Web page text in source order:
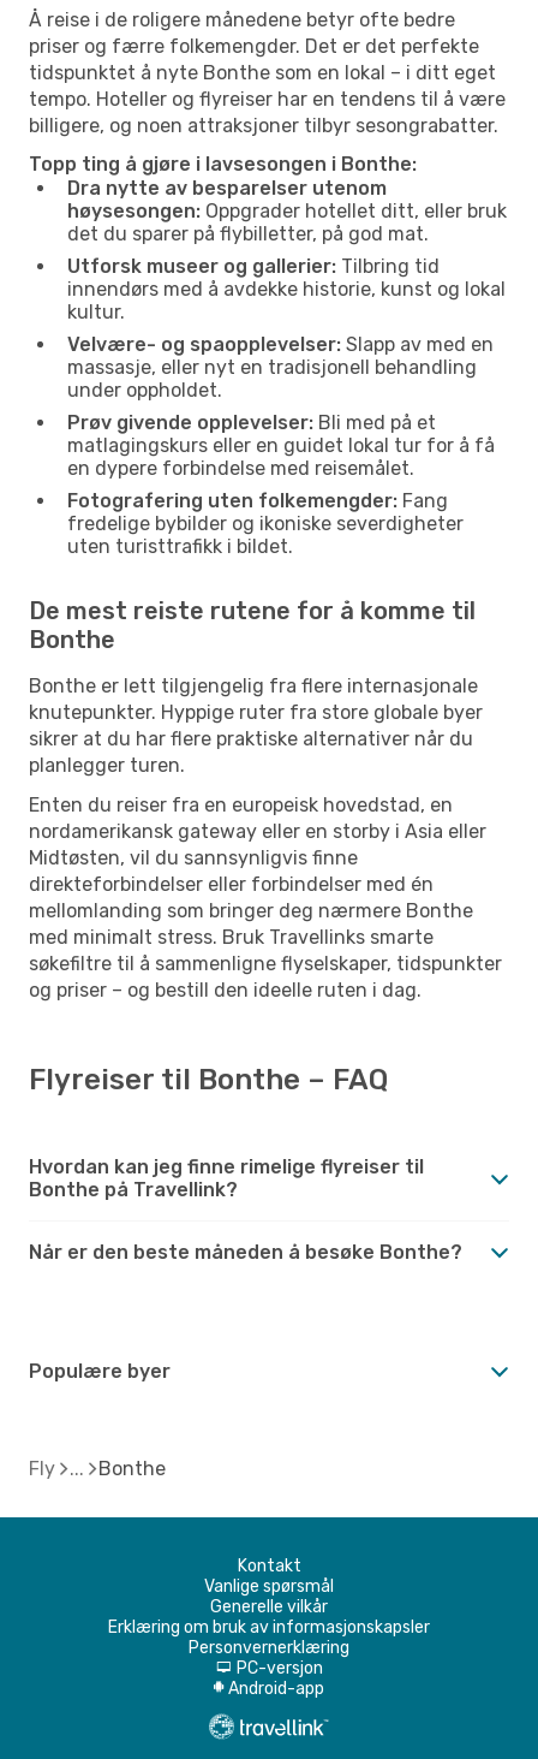
Å reise i de roligere månedene betyr ofte bedre
priser og færre folkemengder. Det er det perfekte
tidspunktet å nyte Bonthe som en lokal – i ditt eget
tempo. Hoteller og flyreiser har en tendens til å være
billigere, og noen attraksjoner tilbyr sesongrabatter.
Topp ting å gjøre i lavsesongen i Bonthe:
Dra nytte av besparelser utenom
høysesongen: Oppgrader hotellet ditt, eller bruk
det du sparer på flybilletter, på god mat.
Utforsk museer og gallerier: Tilbring tid
innendørs med å avdekke historie, kunst og lokal
kultur.
Velvære- og spaopplevelser: Slapp av med en
massasje, eller nyt en tradisjonell behandling
under oppholdet.
Prøv givende opplevelser: Bli med på et
matlagingskurs eller en guidet lokal tur for å få
en dypere forbindelse med reisemålet.
Fotografering uten folkemengder: Fang
fredelige bybilder og ikoniske severdigheter
uten turisttrafikk i bildet.
De mest reiste rutene for å komme til
Bonthe
Bonthe er lett tilgjengelig fra flere internasjonale
knutepunkter. Hyppige ruter fra store globale byer
sikrer at du har flere praktiske alternativer når du
planlegger turen.
Enten du reiser fra en europeisk hovedstad, en
nordamerikansk gateway eller en storby i Asia eller
Midtøsten, vil du sannsynligvis finne
direkteforbindelser eller forbindelser med én
mellomlanding som bringer deg nærmere Bonthe
med minimalt stress. Bruk Travellinks smarte
søkefiltre til å sammenligne flyselskaper, tidspunkter
og priser – og bestill den ideelle ruten i dag.
Flyreiser til Bonthe – FAQ
Hvordan kan jeg finne rimelige flyreiser til
Bonthe på Travellink?
Når er den beste måneden å besøke Bonthe?
Populære byer
Fly Bonthe
Kontakt
Vanlige spørsmål
Generelle vilkår
Erklæring om bruk av informasjonskapsler
Personvernerklæring
d PC-versjon
A Android-app